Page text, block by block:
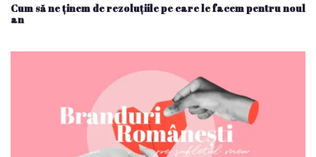
Cum să ne ținem de rezoluțiile pe care le facem pentru noul
an